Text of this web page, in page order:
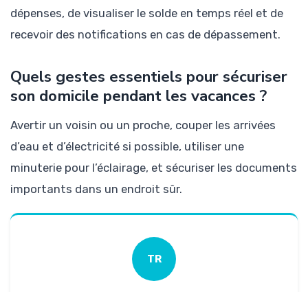
dépenses, de visualiser le solde en temps réel et de
recevoir des notifications en cas de dépassement.
Quels gestes essentiels pour sécuriser
son domicile pendant les vacances ?
Avertir un voisin ou un proche, couper les arrivées
d’eau et d’électricité si possible, utiliser une
minuterie pour l’éclairage, et sécuriser les documents
importants dans un endroit sûr.
TR